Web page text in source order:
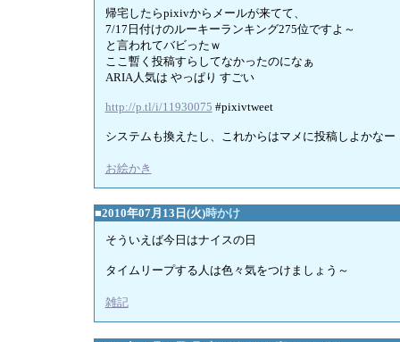
帰宅したらpixivからメールが来てて、
7/17日付けのルーキーランキング275位ですよ～
と言われてバビったｗ
ここ暫く投稿すらしてなかったのになぁ
ARIA人気は やっぱり すごい
http://p.tl/i/11930075 #pixivtweet
システムも換えたし、これからはマメに投稿しよかなー
お絵かき
■2010年07月13日(火)時かけ
そういえば今日はナイスの日
タイムリープする人は色々気をつけましょう～
雑記